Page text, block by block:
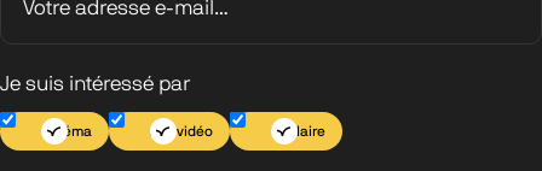
Je suis intéressé par
Cinéma Jeu vidéo Scolaire